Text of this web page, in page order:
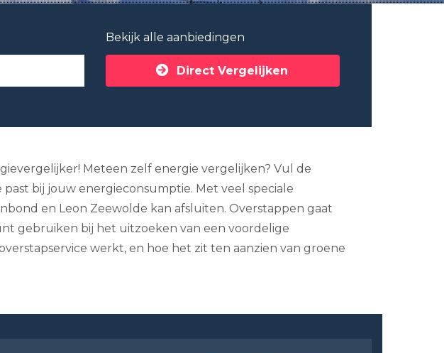
Bekijk alle aanbiedingen
Direct Vergelijken
Meteen zelf energie vergelijken? Vul de
bij jouw energieconsumptie. Met veel speciale
en Leon Zeewolde kan afsluiten. Overstappen gaat
gebruiken bij het uitzoeken van een voordelige
werkt, en hoe het zit ten aanzien van groene